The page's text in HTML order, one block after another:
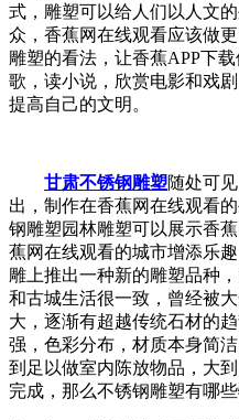
式，雕塑可以给人们以人文
众，香蕉网在线观看应该做
雕塑的看法，让香蕉APP下
歌，读小说，欣赏电影和戏
提高自己的文明。
甘肃不锈钢雕塑随处可
出，制作在香蕉网在线观看
钢雕塑园林雕塑可以展示香
蕉网在线观看的城市增添乐
雕上推出一种新的雕塑品种
和古城生活很一致，曾经被
大，逐渐有超越传统石材的
强，色彩分布，材质本身简
到足以做室内陈放物品，大
完成，那么不锈钢雕塑有哪